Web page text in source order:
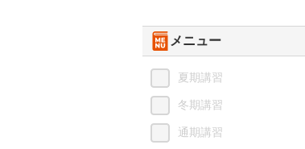
メニュー
夏期講習
冬期講習
通期講習